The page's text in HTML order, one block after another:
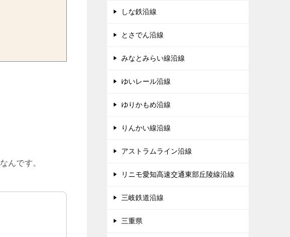
なんです。
しな鉄沿線
とさでん沿線
みなとみらい線沿線
ゆいレール沿線
ゆりかもめ沿線
りんかい線沿線
アストラムライン沿線
リニモ愛知高速交通東部丘陵線沿線
三岐鉄道沿線
三重県